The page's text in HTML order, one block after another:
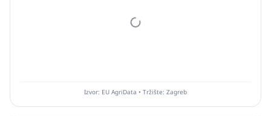
Izvor: EU AgriData • Tržište: Zagreb